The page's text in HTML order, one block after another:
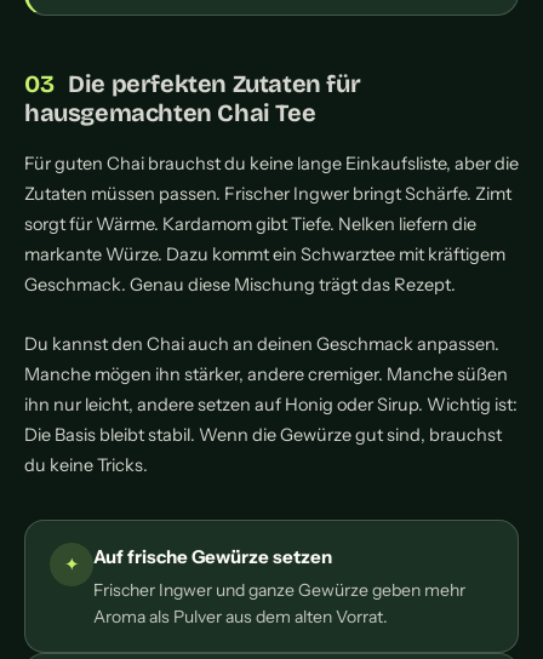
Die perfekten Zutaten für
hausgemachten Chai Tee
Für guten Chai brauchst du keine lange Einkaufsliste, aber die
Zutaten müssen passen. Frischer Ingwer bringt Schärfe. Zimt
sorgt für Wärme. Kardamom gibt Tiefe. Nelken liefern die
markante Würze. Dazu kommt ein Schwarztee mit kräftigem
Geschmack. Genau diese Mischung trägt das Rezept.
Du kannst den Chai auch an deinen Geschmack anpassen.
Manche mögen ihn stärker, andere cremiger. Manche süßen
ihn nur leicht, andere setzen auf Honig oder Sirup. Wichtig ist:
Die Basis bleibt stabil. Wenn die Gewürze gut sind, brauchst
du keine Tricks.
Auf frische Gewürze setzen
Frischer Ingwer und ganze Gewürze geben mehr
Aroma als Pulver aus dem alten Vorrat.